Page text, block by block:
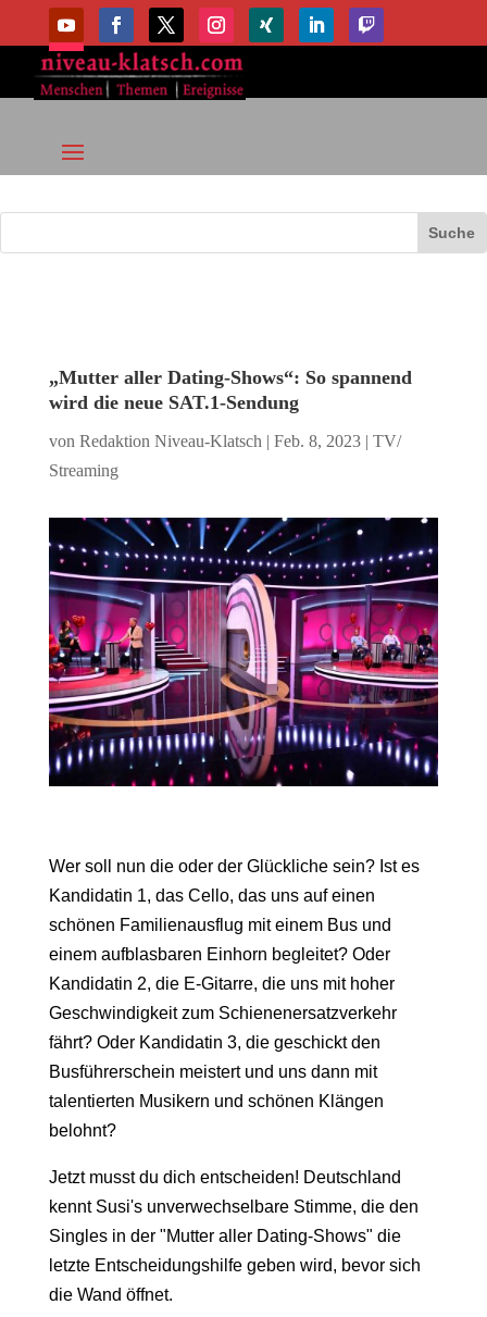
„Mutter aller Dating-Shows“: So spannend
wird die neue SAT.1-Sendung
von Redaktion Niveau-Klatsch | Feb. 8, 2023| TV/
Streaming
Wer soll nun die oder der Glückliche sein? Ist es
Kandidatin 1, das Cello, das uns auf einen
schönen Familienausflug mit einem Bus und
einem aufblasbaren Einhorn begleitet? Oder
Kandidatin 2, die E-Gitarre, die uns mit hoher
Geschwindigkeit zum Schienenersatzverkehr
fährt? Oder Kandidatin 3, die geschickt den
Busführerschein meistert und uns dann mit
talentierten Musikern und schönen Klängen
belohnt?
Jetzt musst du dich entscheiden! Deutschland
kennt Susi's unverwechselbare Stimme, die den
Singles in der "Mutter aller Dating-Shows" die
letzte Entscheidungshilfe geben wird, bevor sich
die Wand öffnet.